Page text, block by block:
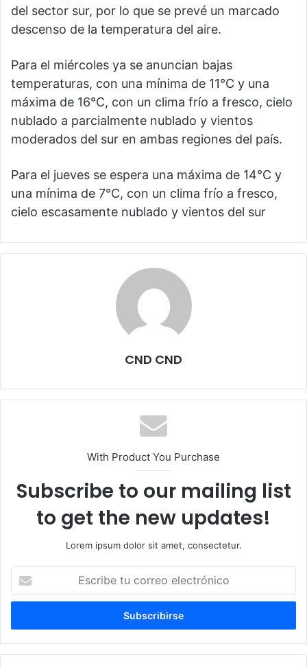
del sector sur, por lo que se prevé un marcado
descenso de la temperatura del aire.
Para el miércoles ya se anuncian bajas
temperaturas, con una mínima de 11°C y una
máxima de 16°C, con un clima frío a fresco, cielo
nublado a parcialmente nublado y vientos
moderados del sur en ambas regiones del país.
Para el jueves se espera una máxima de 14°C y
una mínima de 7°C, con un clima frío a fresco,
cielo escasamente nublado y vientos del sur
CND CND
With Product You Purchase
Subscribe to our mailing list
to get the new updates!
Lorem ipsum dolor sit amet, consectetur.
c
i
b